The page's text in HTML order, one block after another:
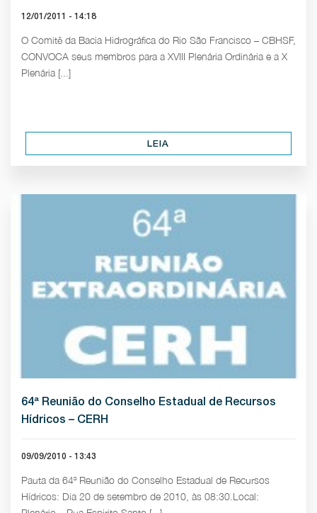
12/01/2011 - 14:18
O Comitê da Bacia Hidrográfica do Rio São Francisco – CBHSF,
CONVOCA seus membros para a XVIII Plenária Ordinária e a X
Plenária [...]
LEIA
64ª Reunião do Conselho Estadual de Recursos
Hídricos – CERH
09/09/2010 - 13:43
Pauta da 64ª Reunião do Conselho Estadual de Recursos
Hídricos: Dia 20 de setembro de 2010, às 08:30.Local: